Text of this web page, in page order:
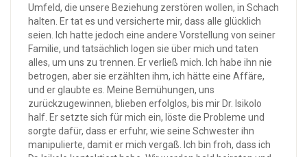
Umfeld, die unsere Beziehung zerstören wollen, in Schach
halten. Er tat es und versicherte mir, dass alle glücklich
seien. Ich hatte jedoch eine andere Vorstellung von seiner
Familie, und tatsächlich logen sie über mich und taten
alles, um uns zu trennen. Er verließ mich. Ich habe ihn nie
betrogen, aber sie erzählten ihm, ich hätte eine Affäre,
und er glaubte es. Meine Bemühungen, uns
zurückzugewinnen, blieben erfolglos, bis mir Dr. Isikolo
half. Er setzte sich für mich ein, löste die Probleme und
sorgte dafür, dass er erfuhr, wie seine Schwester ihn
manipulierte, damit er mich vergaß. Ich bin froh, dass ich